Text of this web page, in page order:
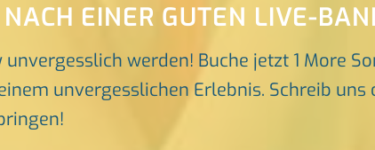
NACH EINER GUTEN LIVE-
unvergesslich werden! Buche jetzt 1 More
unvergesslichen Erlebnis. Schreib